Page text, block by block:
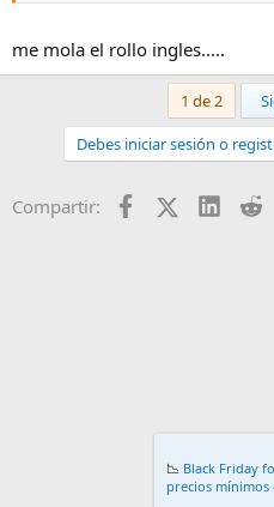
me mola el rollo ingles.....
1 de 2
Debes iniciar sesión o
Compartir: FacebookX (Twitter)
📉 Black Friday
precios mínimos